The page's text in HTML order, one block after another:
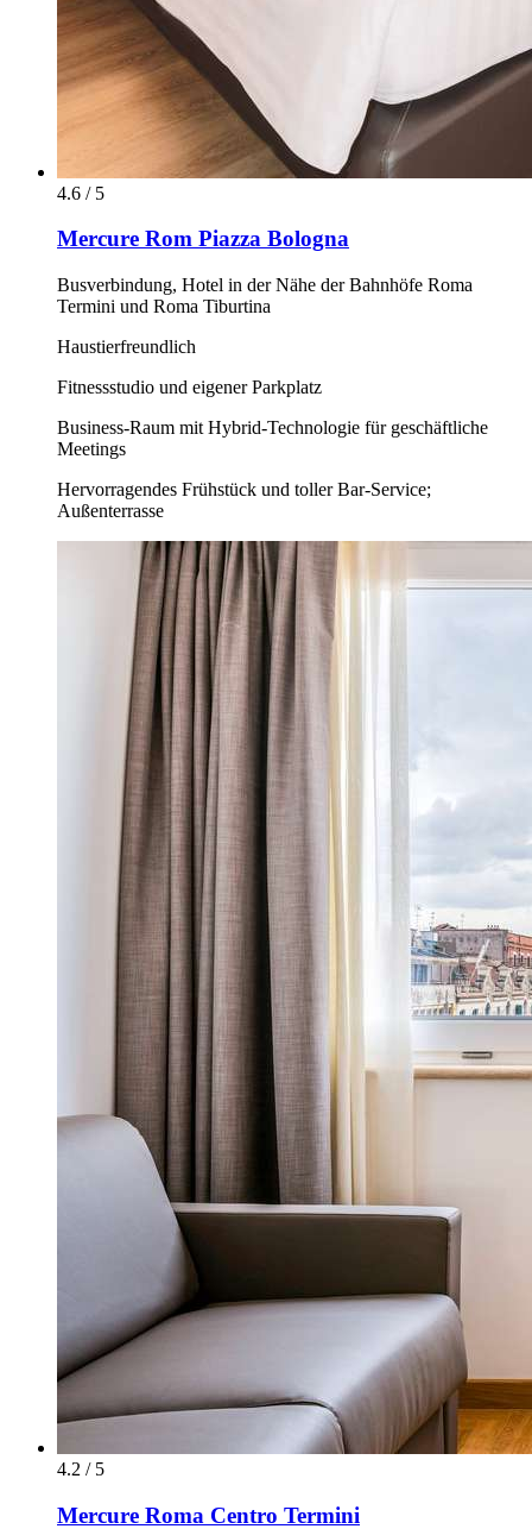
4.6 / 5
Mercure Rom Piazza Bologna
Busverbindung, Hotel in der Nähe der Bahnhöfe Roma
Termini und Roma Tiburtina
Haustierfreundlich
Fitnessstudio und eigener Parkplatz
Business-Raum mit Hybrid-Technologie für geschäftliche
Meetings
Hervorragendes Frühstück und toller Bar-Service;
Außenterrasse
4.2 / 5
Mercure Roma Centro Termini